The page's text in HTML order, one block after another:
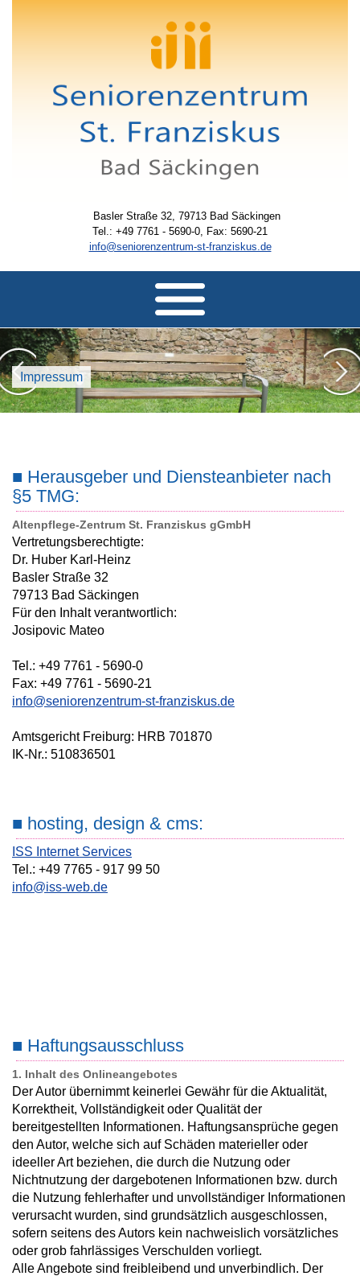
Basler Straße 32, 79713 Bad Säckingen
Tel.: +49 7761 - 5690-0, Fax: 5690-21
info@seniorenzentrum-st-franziskus.de
HOME
ÜBER UNS
LEISTUNGEN
ANGEBOTE
Impressum
■ Herausgeber und Diensteanbieter nach
§5 TMG:
Altenpflege-Zentrum St. Franziskus gGmbH
Vertretungsberechtigte:
Dr. Huber Karl-Heinz
Basler Straße 32
79713 Bad Säckingen
Für den Inhalt verantwortlich:
Josipovic Mateo
Tel.: +49 7761 - 5690-0
Fax: +49 7761 - 5690-21
info@seniorenzentrum-st-franziskus.de
Amtsgericht Freiburg: HRB 701870
IK-Nr.: 510836501
■ hosting, design & cms:
ISS Internet Services
Tel.: +49 7765 - 917 99 50
info@iss-web.de
■ Haftungsausschluss
1. Inhalt des Onlineangebotes
Der Autor übernimmt keinerlei Gewähr für die Aktualität,
Korrektheit, Vollständigkeit oder Qualität der
bereitgestellten Informationen. Haftungsansprüche gegen
den Autor, welche sich auf Schäden materieller oder
ideeller Art beziehen, die durch die Nutzung oder
Nichtnutzung der dargebotenen Informationen bzw. durch
die Nutzung fehlerhafter und unvollständiger Informationen
verursacht wurden, sind grundsätzlich ausgeschlossen,
sofern seitens des Autors kein nachweislich vorsätzliches
oder grob fahrlässiges Verschulden vorliegt.
Alle Angebote sind freibleibend und unverbindlich. Der